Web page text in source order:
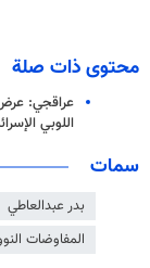
محتوى ذات صلة
عراقجي: عرض
اللوبي
سمات
بدر عبدالعاطي
المفاوضات